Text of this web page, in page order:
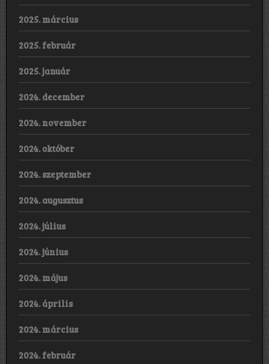
2025. március
2025. február
2025. január
2024. december
2024. november
2024. október
2024. szeptember
2024. augusztus
2024. július
2024. június
2024. május
2024. április
2024. március
2024. február